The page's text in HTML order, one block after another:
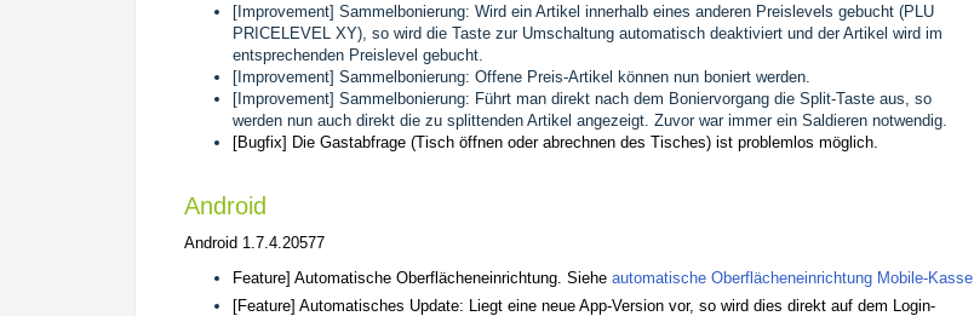
[Improvement] Sammelbonierung: Wird ein Artikel innerhalb eines anderen Preislevels gebucht (PLU
PRICELEVEL XY), so wird die Taste zur Umschaltung automatisch deaktiviert und der Artikel wird im
entsprechenden Preislevel gebucht.
[Improvement] Sammelbonierung: Offene Preis-Artikel können nun boniert werden.
[Improvement] Sammelbonierung: Führt man direkt nach dem Boniervorgang die Split-Taste aus, so
werden nun auch direkt die zu splittenden Artikel angezeigt. Zuvor war immer ein Saldieren notwendig.
[Bugfix] Die Gastabfrage (Tisch öffnen oder abrechnen des Tisches) ist problemlos möglich.
Android
Android 1.7.4.20577
Feature] Automatische Oberflächeneinrichtung. Siehe automatische Oberflächeneinrichtung Mobile-Kasse
[Feature] Automatisches Update: Liegt eine neue App-Version vor, so wird dies direkt auf dem Login-